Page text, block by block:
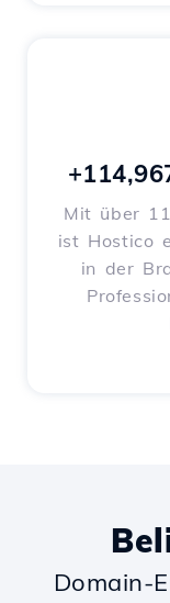
Mit über
ist Hostico
in der
Domain-